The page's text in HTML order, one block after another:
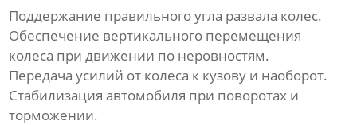
Поддержание правильного угла развала колес.
Обеспечение вертикального перемещения
колеса при движении по неровностям.
Передача усилий от колеса к кузову и наоборот.
Стабилизация автомобиля при поворотах и
торможении.